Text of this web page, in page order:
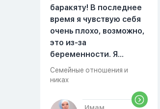
баракяту! В последнее
время я чувствую себя
очень плохо, возможно,
это из-за
беременности. Я
разбудила мужа и
рассказала ему, что со
происходит,он потом
Семейные отношения и
никах